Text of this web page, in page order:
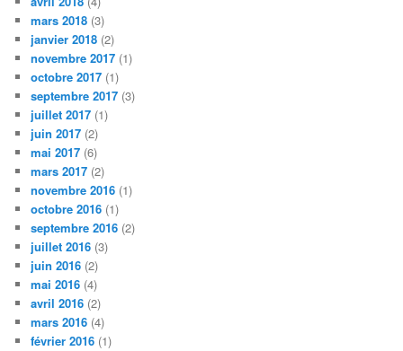
mars 2018 (3)
janvier 2018 (2)
novembre 2017 (1)
octobre 2017 (1)
septembre 2017 (3)
juillet 2017 (1)
juin 2017 (2)
mai 2017 (6)
mars 2017 (2)
novembre 2016 (1)
octobre 2016 (1)
septembre 2016 (2)
juillet 2016 (3)
juin 2016 (2)
mai 2016 (4)
avril 2016 (2)
mars 2016 (4)
février 2016 (1)